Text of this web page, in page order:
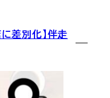
差別化】伴走